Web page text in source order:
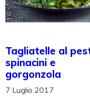
Tagliatelle al
spinacini e
gorgonzola
7 Luglio 2017